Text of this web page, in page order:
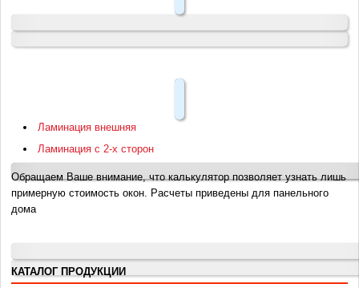
Ламинация внешняя
Ламинация с 2-х сторон
Обращаем Ваше внимание, что калькулятор позволяет узнать лишь
примерную стоимость окон. Расчеты приведены для панельного
дома
КАТАЛОГ ПРОДУКЦИИ